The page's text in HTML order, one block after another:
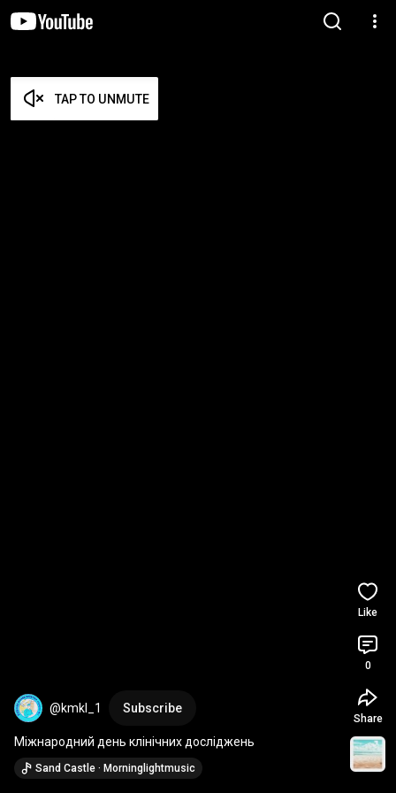
TAP TO UNMUTE
@kmkl_1 Subscribe
Міжнародний день клінічних досліджень
Sand Castle · Morninglightmusic
Like
0
Share